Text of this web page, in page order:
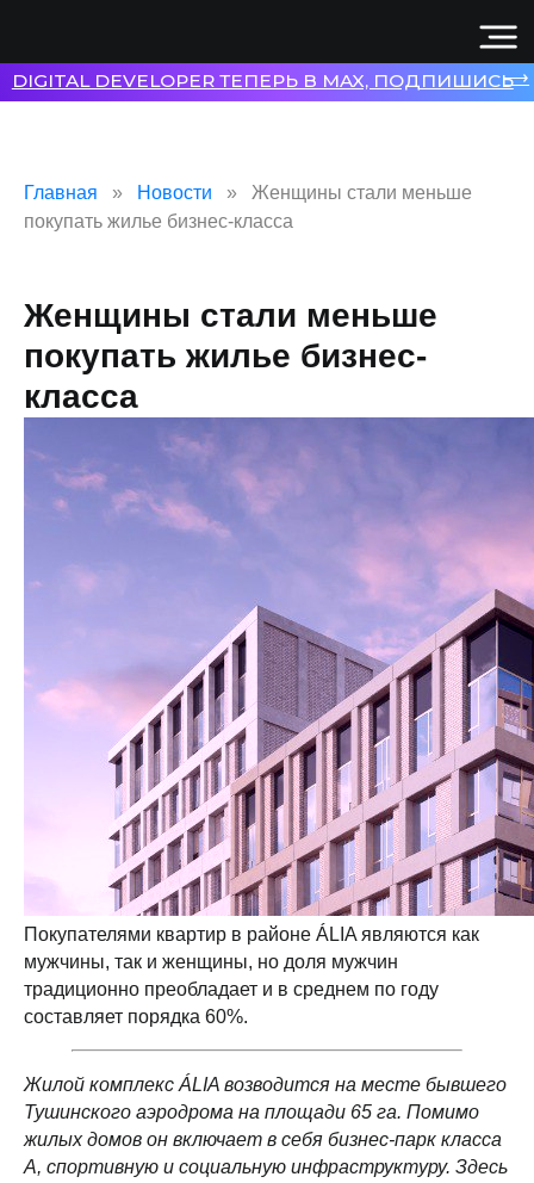
Главная Новости
Женщины стали меньше
покупать жилье бизнес-класса
Женщины стали меньше
покупать жилье бизнес-
класса
Покупателями квартир в районе ÁLIA являются как
мужчины, так и женщины, но доля мужчин
традиционно преобладает и в среднем по году
составляет порядка 60%.
Жилой комплекс ÁLIA возводится на месте бывшего
Тушинского аэродрома на площади 65 га. Помимо
жилых домов он включает в себя бизнес-парк класса
А, спортивную и социальную инфраструктуру. Здесь